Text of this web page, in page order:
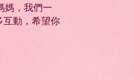
媽，我們一
互動，希望你